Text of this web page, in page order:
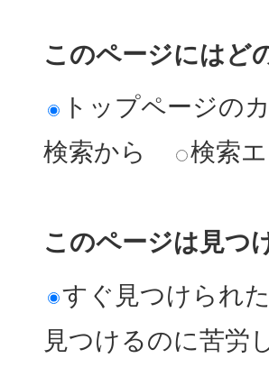
このページにはど
トップページの
検索から
検索
このページは見つ
すぐ見つけられた
見つけるのに苦労